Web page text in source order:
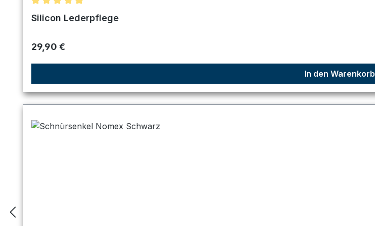
Durchschnittliche Bewertung von 5 von 5 Sternen
Silicon Lederpflege
Regulärer Preis:
29,90 €
In den Warenkorb